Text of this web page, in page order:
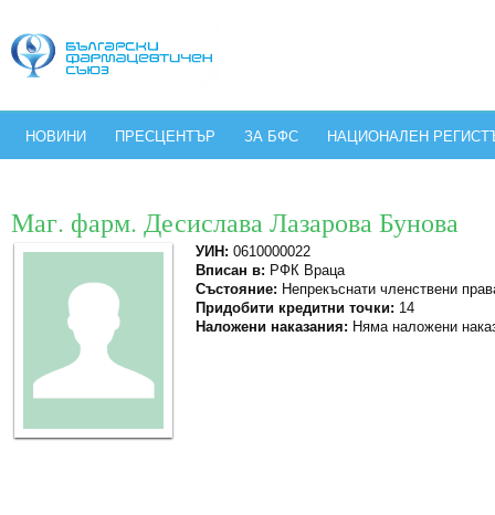
НОВИНИ ПРЕСЦЕНТЪР ЗА БФС НАЦИОНАЛЕН
Маг. фарм. Десислава Лазарова Бунова
УИН: 0610000022
Вписан в: РФК Враца
Състояние: Непрекъснати членствени
Придобити кредитни точки: 14
Наложени наказания: Няма наложени